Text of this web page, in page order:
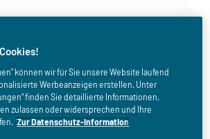
können wir für Sie unsere Website laufend
Werbeanzeigen erstellen. Unter
finden Sie detaillierte Informationen,
zulassen oder widersprechen und Ihre
Zur Datenschutz-Information